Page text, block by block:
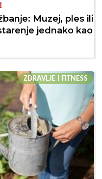
Muzej, ples ili
jednako kao
ZDRAVLJE I FITNESS